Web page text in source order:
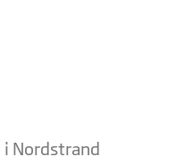
Nordstrand